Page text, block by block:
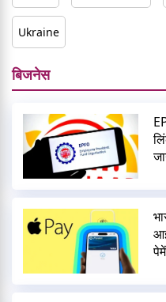
Ukraine
बिजनेस